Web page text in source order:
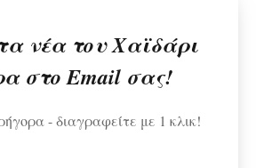
νέα του Χαϊδάρι
στο Email σας!
- διαγραφείτε με 1 κλικ!